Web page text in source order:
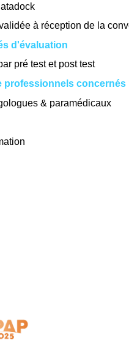
à réception de la
d'évaluation
pré test et post test
professionnels
& paramédicaux